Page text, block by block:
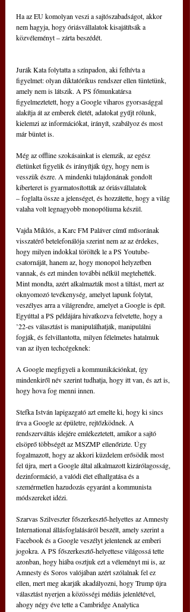
Ha az EU komolyan veszi a sajtószabadságot, akkor
nem hagyja, hogy óriásvállalatok kisajátítsák a
közvéleményt – zárta beszédét.
Jurák Kata folytatta a színpadon, aki felhívta a
figyelmet: olyan diktatórikus rendszer ellen tüntetünk,
amely nem is látszik. A PS főmunkatársa
figyelmeztetett, hogy a Google viharos gyorsasággal
alakítja át az emberek életét, adatokat gyűjt rólunk,
kielemzi az információkat, irányít, szabályoz és most
már büntet is.
Még az offline szokásainkat is elemzik, az egész
életünket figyelik és irányítják úgy, hogy nem is
vesszük észre. A mindenki tulajdonának gondolt
kiberteret is gyarmatosították az óriásvállalatok
– foglalta össze a jelenséget, és hozzátette, hogy a világ
valaha volt legnagyobb monopóliuma készül.
Vajda Miklós, a Karc FM Paláver című műsorának
visszatérő betelefonálója szerint nem az az érdekes,
hogy milyen indokkal törölték le a PS Youtube-
csatornáját, hanem az, hogy monopol helyzetben
vannak, és ezt minden további nélkül megtehették.
Mint mondta, azért alkalmazták most a tiltást, mert az
oknyomozó tevékenység, amelyet lapunk folytat,
veszélyes arra a világrendre, amelyet a Google is épít.
Egyúttal a PS példájára hivatkozva felvetette, hogy a
’22-es választást is manipulálhatják, manipulálni
fogják, és felvillantotta, milyen félelmetes hatalmuk
van az ilyen techcégeknek:
A Google megfigyeli a kommunikációnkat, így
mindenkiről név szerint tudhatja, hogy itt van, és azt is,
hogy hova fog menni innen.
Stefka István lapigazgató azt emelte ki, hogy ki sincs
írva a Google az épületre, rejtőzködnek. A
rendszerváltás idejére emlékeztetett, amikor a sajtó
elsöprő többségét az MSZMP ellenőrizte. Úgy
fogalmazott, hogy az akkori küzdelem erősödik most
fel újra, mert a Google által alkalmazott kizárólagosság,
dezinformáció, a valódi élet elhallgatása és a
szemérmetlen hazudozás egyaránt a kommunista
módszereket idézi.
Szarvas Szilveszter főszerkesztő-helyettes az Amnesty
International állásfoglalásáról beszélt, amely szerint a
Facebook és a Google veszélyt jelentenek az emberi
jogokra. A PS főszerkesztő-helyettese világossá tette
azonban, hogy hiába osztjuk ezt a véleményt mi is, az
Amnesty és Soros valójában azért szólalnak fel ez
ellen, mert meg akarják akadályozni, hogy Trump újra
választást nyerjen a közösségi médiás jelenlétével,
ahogy négy éve tette a Cambridge Analytica